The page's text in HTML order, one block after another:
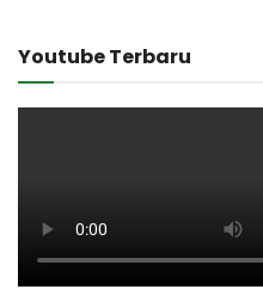
Youtube Terbaru